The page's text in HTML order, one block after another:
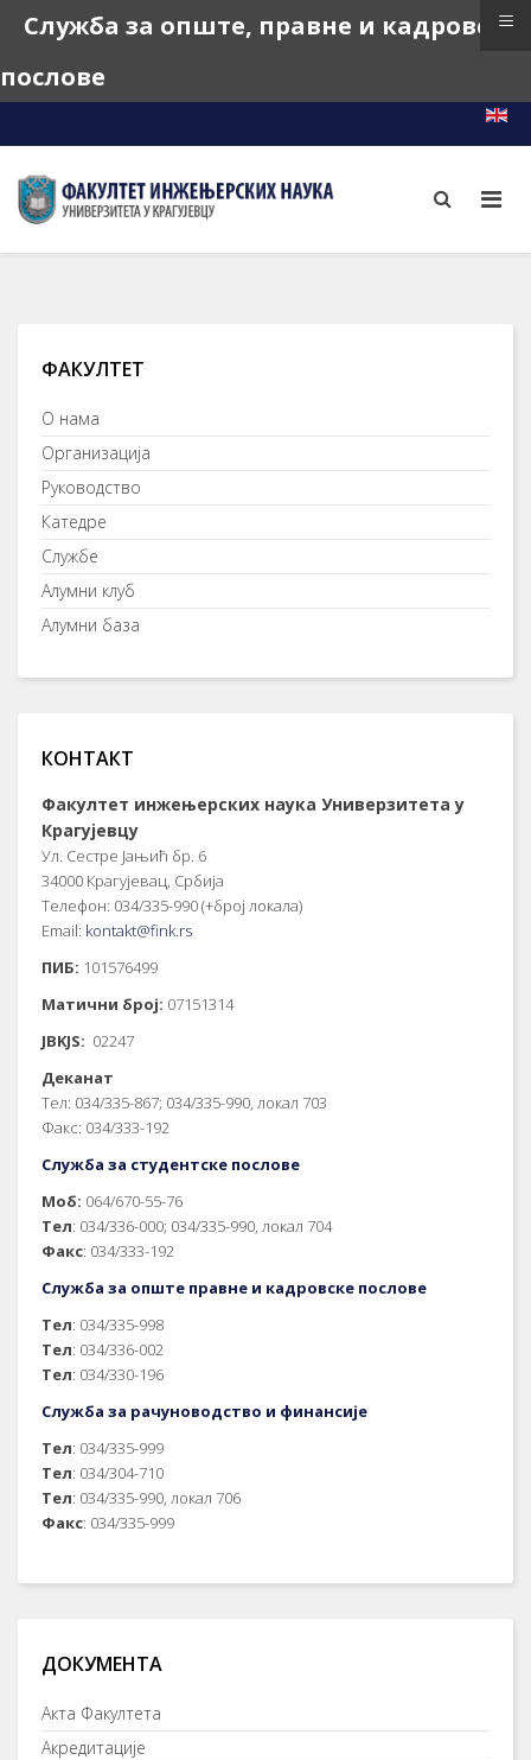
ФАКУЛТЕТ
О нама
Организација
Руководство
Катедре
Службе
Алумни клуб
Алумни база
КОНТАКТ
Факултет инжењерских наука Универзитета у
Крагујевцу
Ул. Сестре Јањић бр. 6
34000 Крагујевац, Србија
Телефон: 034/335-990 (+број локала)
Email: kontakt@fink.rs
ПИБ: 101576499
Матични број: 07151314
JBKJS: 02247
Деканат
Тел: 034/335-867; 034/335-990, локал 703
Факс: 034/333-192
Служба за студентске послове
Моб: 064/670-55-76
Тел: 034/336-000; 034/335-990, локал 704
Факс: 034/333-192
Служба за опште правне и кадровске послове
Тел: 034/335-998
Тел: 034/336-002
Тел: 034/330-196
Служба за рачуноводство и финансије
Тел: 034/335-999
Тел: 034/304-710
Тел: 034/335-990, локал 706
Факс: 034/335-999
ДОКУМЕНТА
Акта Факултета
Акредитације
Службa зa oпштe, прaвнe и кaдрoвскe
пoслoвe
≡